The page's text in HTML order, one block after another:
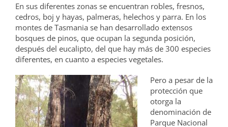
En sus diferentes zonas se encuentran robles, fresnos,
cedros, boj y hayas, palmeras, helechos y parra. En los
montes de Tasmania se han desarrollado extensos
bosques de pinos, que ocupan la segunda posición,
después del eucalipto, del que hay más de 300 especies
diferentes, en cuanto a especies vegetales.
Pero a pesar de la
protección que
otorga la
denominación de
Parque Nacional